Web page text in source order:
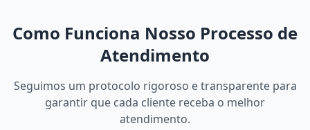
Como Funciona Nosso Processo de
Atendimento
Seguimos um protocolo rigoroso e transparente para
garantir que cada cliente receba o melhor
atendimento.